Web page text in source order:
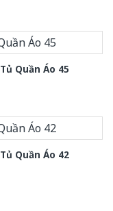
Tủ Quần Áo 45
Tủ Quần Áo 42